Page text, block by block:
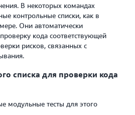
В некоторых командах
контрольные списки, как в
Они автоматически
кода соответствующей
рисков, связанных с
списка для проверки кода
модульные тесты для этого